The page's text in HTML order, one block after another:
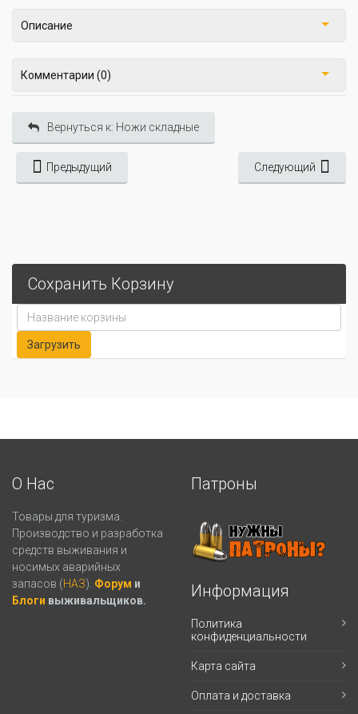
Описание
Комментарии (0)
Вернуться к: Ножи складные
Предыдущий Следующий
Сохранить Корзину
О Нас
Товары для туризма.
Производство и разработка
средств выживания и
носимых аварийных
запасов (НАЗ). Форум и
Блоги выживальщиков.
Патроны
Информация
Политика
конфиденциальности
Карта сайта
Оплата и доставка